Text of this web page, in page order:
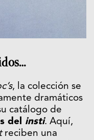
, la colección se
dramáticos
catálogo de
del insti. Aquí,
reciben una